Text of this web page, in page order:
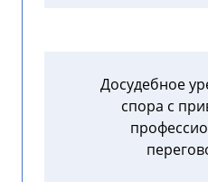
Досудебное
спора с